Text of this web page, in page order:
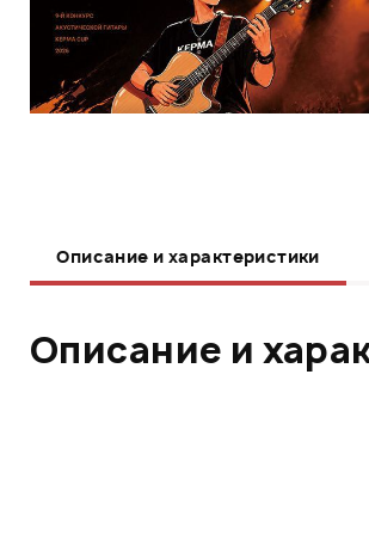
Описание и характеристики
Описание и